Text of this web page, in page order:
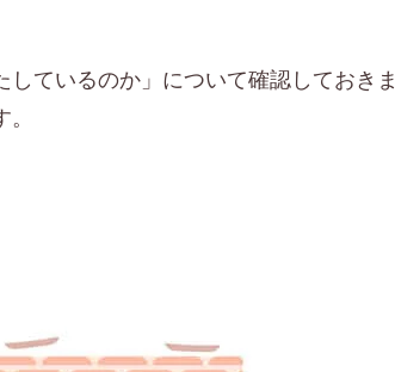
ているのか」について確認しておきま